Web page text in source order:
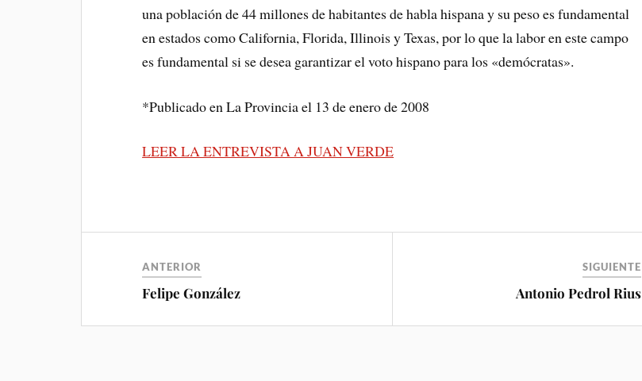
una población de 44 millones de habitantes de habla hispana y su peso es fundamental
en estados como California, Florida, Illinois y Texas, por lo que la labor en este campo
es fundamental si se desea garantizar el voto hispano para los «demócratas».
*Publicado en La Provincia el 13 de enero de 2008
LEER LA ENTREVISTA A JUAN VERDE
ANTERIOR
Felipe González
SIGUIENTE
Antonio Pedrol Rius